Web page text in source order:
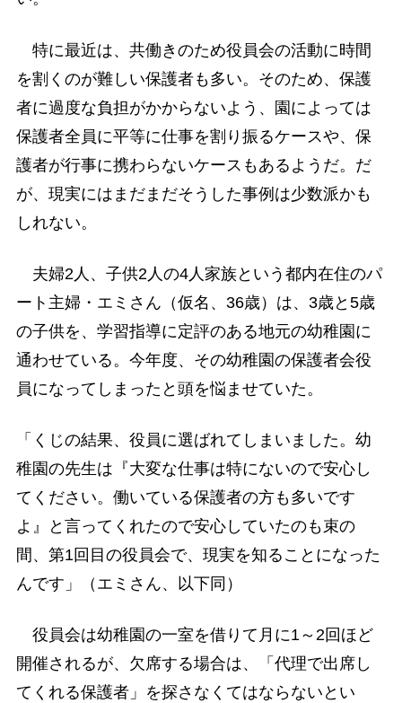
特に最近は、共働きのため役員会の活動に時間
を割くのが難しい保護者も多い。そのため、保護
者に過度な負担がかからないよう、園によっては
保護者全員に平等に仕事を割り振るケースや、保
護者が行事に携わらないケースもあるようだ。だ
が、現実にはまだまだそうした事例は少数派かも
しれない。
夫婦2人、子供2人の4人家族という都内在住のパ
ート主婦・エミさん（仮名、36歳）は、3歳と5歳
の子供を、学習指導に定評のある地元の幼稚園に
通わせている。今年度、その幼稚園の保護者会役
員になってしまったと頭を悩ませていた。
「くじの結果、役員に選ばれてしまいました。幼
稚園の先生は『大変な仕事は特にないので安心し
てください。働いている保護者の方も多いです
よ』と言ってくれたので安心していたのも束の
間、第1回目の役員会で、現実を知ることになった
んです」（エミさん、以下同）
役員会は幼稚園の一室を借りて月に1～2回ほど
開催されるが、欠席する場合は、「代理で出席し
てくれる保護者」を探さなくてはならないとい